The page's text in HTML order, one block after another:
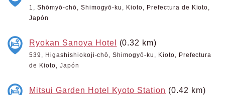
1, Shōmyō-chō, Shimogyō-ku, Kioto, Prefectura de Kioto,
Japón
Ryokan Sanoya Hotel (0.32 km)
539, Higashishiokoji-chō, Shimogyō-ku, Kioto, Prefectura
de Kioto, Japón
Mitsui Garden Hotel Kyoto Station (0.42 km)